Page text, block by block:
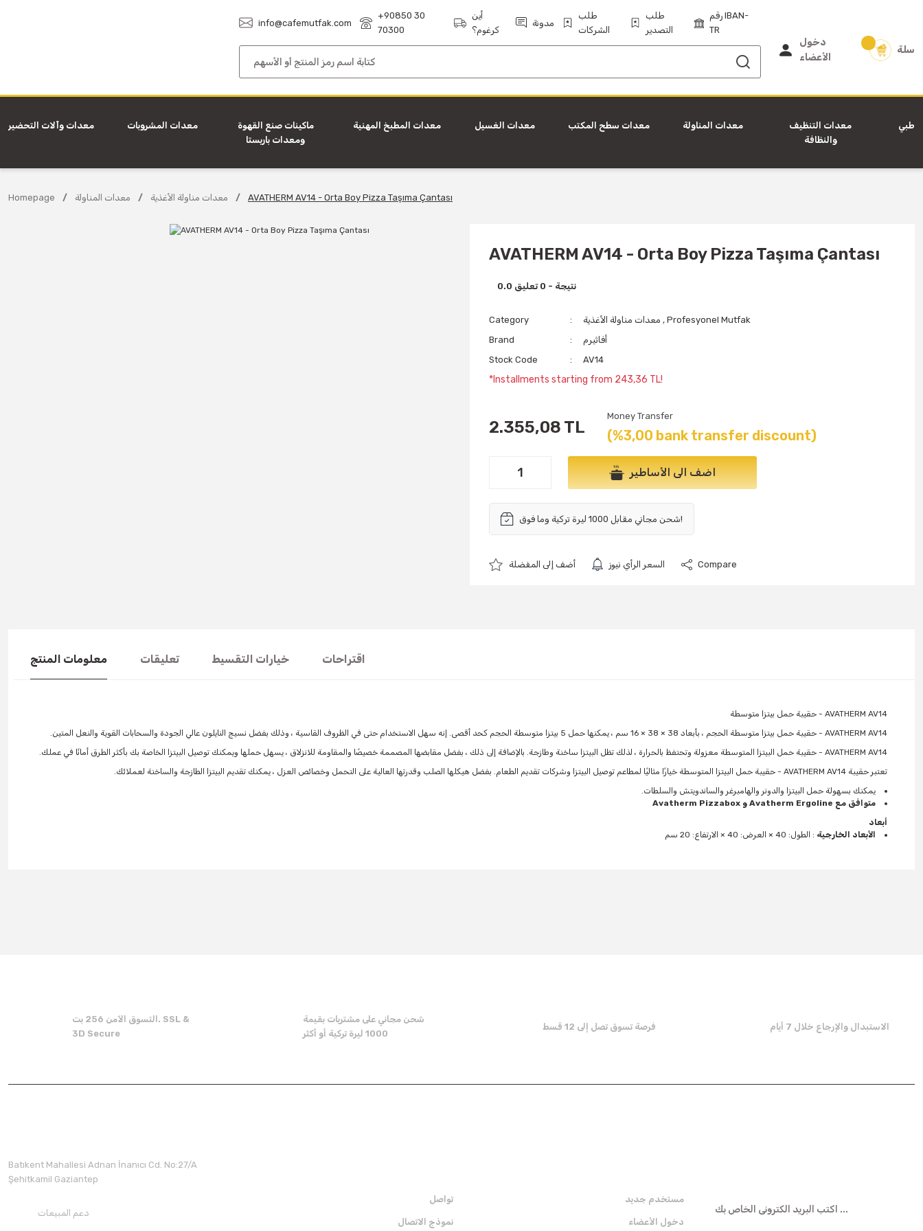
info@cafemutfak.com
+90850 30
70300
أين
كرغوم؟
مدونة
طلب
الشركات
طلب
التصدير
رقم IBAN-
TR
دخول
الأعضاء
سلة
معدات وآلات التحضير معدات المشروبات
ماكينات صنع القهوة
ومعدات باريستا
معدات المطبخ المهنية معدات الغسيل معدات سطح المكتب معدات المناولة
معدات التنظيف
والنظافة
طبي
Homepage معدات المناولة معدات مناولة الأغذية ​AVATHERM AV14 - Orta Boy Pizza Taşıma Çantası
​AVATHERM AV14 - Orta Boy Pizza Taşıma Çantası
0.0 نتيجة - 0 تعليق
Category معدات مناولة الأغذية ,Profesyonel Mutfak
Brand
أفاثيرم
Stock Code
AV14
*Installments starting from 243,36 TL!
2.355,08 TL
Money Transfer
(%3,00 bank transfer discount)
اضف الى الأساطير
شحن مجاني مقابل 1000 ليرة تركية وما فوق!
السعر الرأي نيوز Compare
معلومات المنتج تعليقات خيارات التقسيط اقتراحات
AVATHERM AV14 - حقيبة حمل بيتزا متوسطة
AVATHERM AV14 - حقيبة حمل بيتزا متوسطة الحجم ، بأبعاد 38 × 38 × 16 سم ، يمكنها حمل 5 بيتزا متوسطة الحجم كحد أقصى. إنه سهل الاستخدام حتى في الظروف القاسية ، وذلك بفضل نسيج النايلون عالي الجودة والسحابات القوية والنعل المتين.
AVATHERM AV14 - حقيبة حمل البيتزا المتوسطة معزولة وتحتفظ بالحرارة ، لذلك تظل البيتزا ساخنة وطازجة. بالإضافة إلى ذلك ، بفضل مقابضها المصممة خصيصًا والمقاومة للانزلاق ، يسهل حملها ويمكنك توصيل البيتزا الخاصة بك بأكثر الطرق أمانًا في عملك.
تعتبر حقيبة AVATHERM AV14 - حقيبة حمل البيتزا المتوسطة خيارًا مثاليًا لمطاعم توصيل البيتزا وشركات تقديم الطعام. بفضل هيكلها الصلب وقدرتها العالية على التحمل وخصائص العزل ، يمكنك تقديم البيتزا الطازجة والساخنة لعملائك.
يمكنك بسهولة حمل البيتزا والدونر والهامبرغر والساندويتش والسلطات.
متوافق مع Avatherm Ergoline و Avatherm Pizzabox
أبعاد
الأبعاد الخارجية : الطول: 40 × العرض: 40 × الارتفاع: 20 سم
There should be other alternatives to this product.
التسوق الآمن 256 بت. SSL &
3D Secure
شحن مجاني على مشتريات بقيمة
1000 ليرة تركية أو أكثر
فرصة تسوق تصل إلى 12 قسط الاستبدال والإرجاع خلال 7 أيام
Batıkent Mahallesi Adnan İnanıcı Cd. No:27/A
Şehitkamil Gaziantep
دعم المبيعات
مستخدم جديد
دخول الأعضاء
تواصل
نموذج الاتصال